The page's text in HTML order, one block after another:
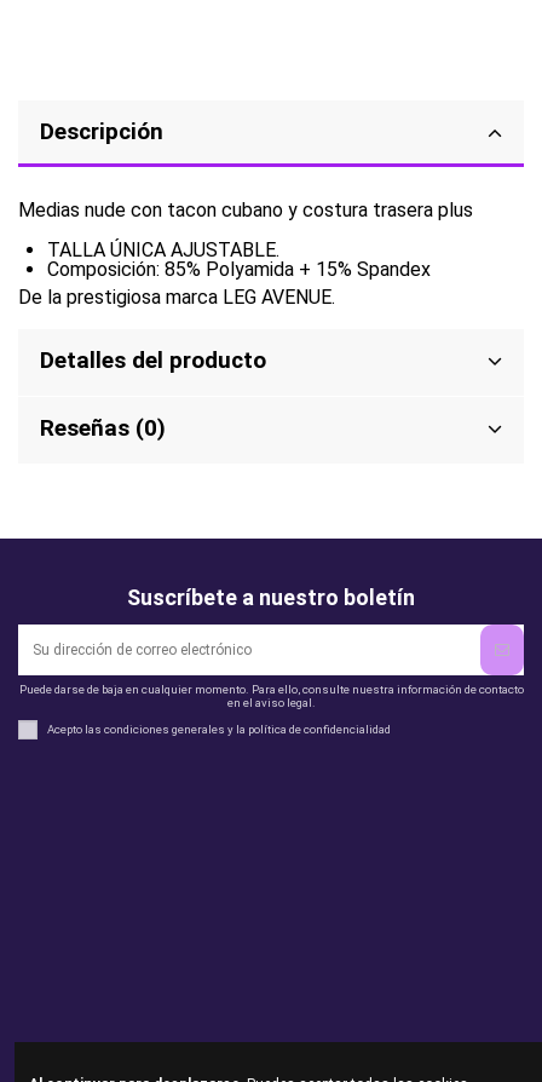
Descripción
Medias nude con tacon cubano y costura trasera plus
TALLA ÚNICA AJUSTABLE.
Composición: 85% Polyamida + 15% Spandex
De la prestigiosa marca LEG AVENUE.
Detalles del producto
Reseñas (0)
Suscríbete a nuestro boletín
Puede darse de baja en cualquier momento. Para ello, consulte nuestra información de contacto
en el aviso legal.
Acepto las condiciones generales y la política de confidencialidad